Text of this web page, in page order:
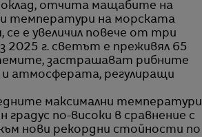
отчита мащабите на
температури на морската
е увеличил повече от три
2025 г. светът е преживял 65
застрашават рибните
атмосферата, регулиращи
максимални температури
по-високи в сравнение с
нови рекордни стойности по